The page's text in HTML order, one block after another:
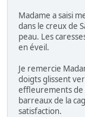
Madame a saisi
dans le creux de
peau. Les
en éveil.
Je remercie
doigts glissent
effleurements de
barreaux de la
satisfaction.